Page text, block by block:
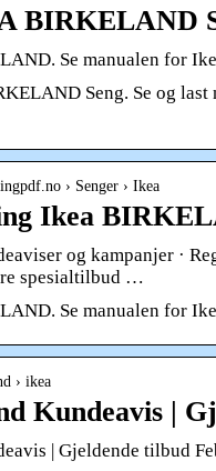
BIRKELAND
Se manualen for
Seng. Se og
› Senger › Ikea
Ikea
og kampanjer ·
spesialtilbud …
Se manualen for
› ikea
Kundeavis |
| Gjeldende tilbud